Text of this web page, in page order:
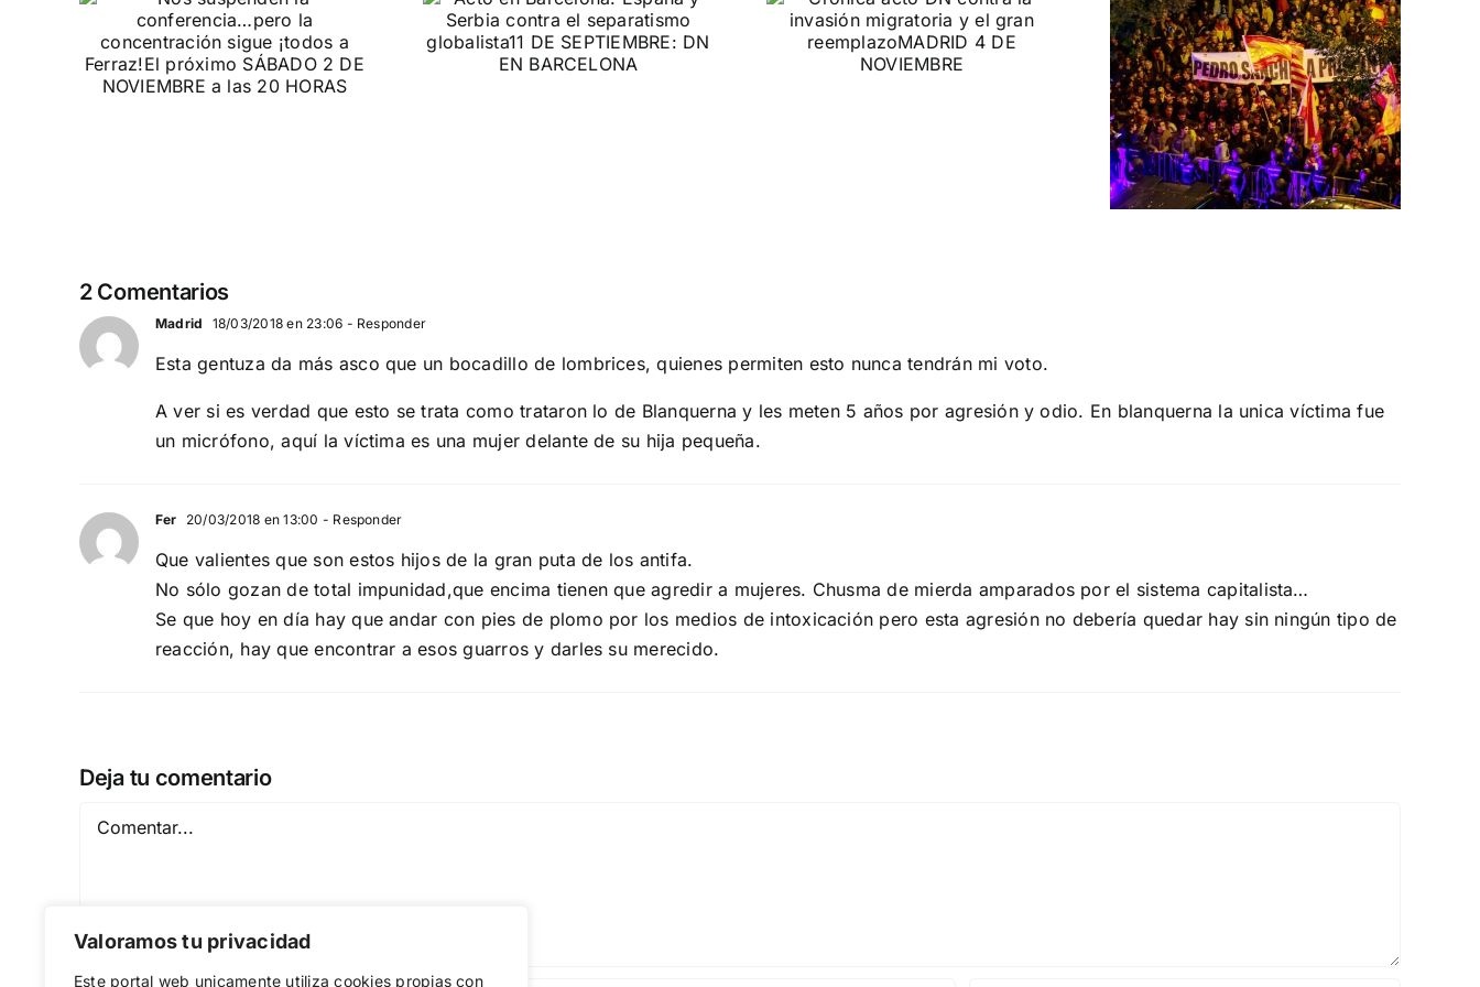
Valoramos tu privacidad
Este portal web unicamente utiliza cookies propias con
España y Serbia
contra el
separatismo
globalista
contra la invasión
migratoria y el
DN ante las
2 Comentarios
Madrid 18/03/2018 en 23:06 - Responder
Esta gentuza da más asco que un bocadillo de lombrices, quienes permiten esto nunca tendrán mi voto.
A ver si es verdad que esto se trata como trataron lo de Blanquerna y les meten 5 años por agresión y odio. En blanquerna la unica víctima fue
un micrófono, aquí la víctima es una mujer delante de su hija pequeña.
Fer 20/03/2018 en 13:00 - Responder
Que valientes que son estos hijos de la gran puta de los antifa.
No sólo gozan de total impunidad,que encima tienen que agredir a mujeres. Chusma de mierda amparados por el sistema capitalista…
Se que hoy en día hay que andar con pies de plomo por los medios de intoxicación pero esta agresión no debería quedar hay sin ningún tipo de
reacción, hay que encontrar a esos guarros y darles su merecido.
Deja tu comentario
Comentar